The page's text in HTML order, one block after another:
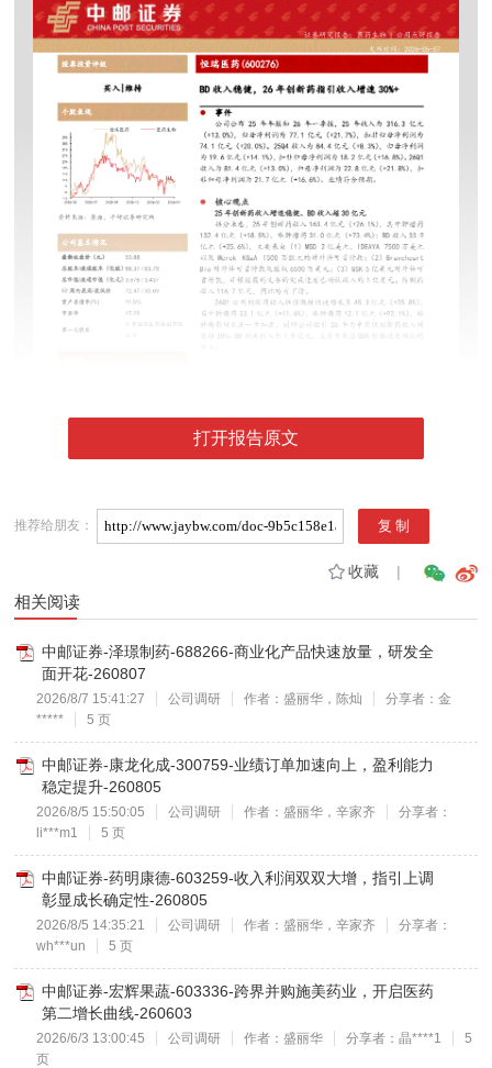
打开报告原文
推荐给朋友：
收藏|
相关阅读
中邮证券-泽璟制药-688266-商业化产品快速放量，研发全
面开花-260807
2026/8/7 15:41:27 公司调研 作者：盛丽华，陈灿
分享者：金
*****
5 页
中邮证券-康龙化成-300759-业绩订单加速向上，盈利能力
稳定提升-260805
2026/8/5 15:50:05 公司调研 作者：盛丽华，辛家齐
分享者：
li***m1
5 页
中邮证券-药明康德-603259-收入利润双双大增，指引上调
彰显成长确定性-260805
2026/8/5 14:35:21 公司调研 作者：盛丽华，辛家齐
分享者：
wh***un
5 页
中邮证券-宏辉果蔬-603336-跨界并购施美药业，开启医药
第二增长曲线-260603
2026/6/3 13:00:45 公司调研 作者：盛丽华 分享者：晶****1
5
页